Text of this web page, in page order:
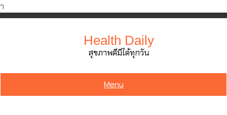
ำ
Skip
Health Daily
สุขภาพดีมีได้ทุกวัน
Menu